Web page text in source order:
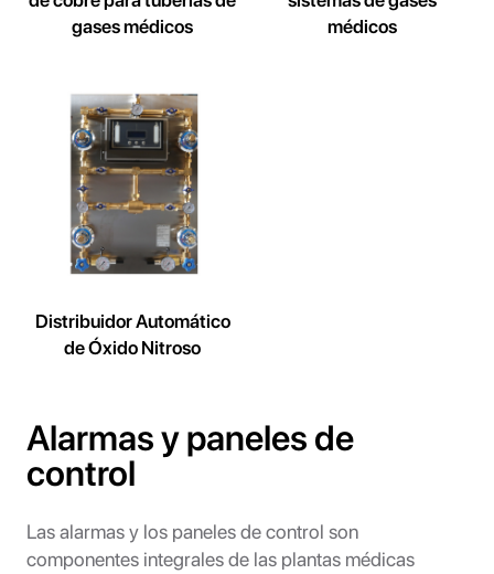
gases médicos
médicos
Distribuidor Automático
de Óxido Nitroso
Alarmas y paneles de
control
Las alarmas y los paneles de control son
componentes integrales de las plantas médicas